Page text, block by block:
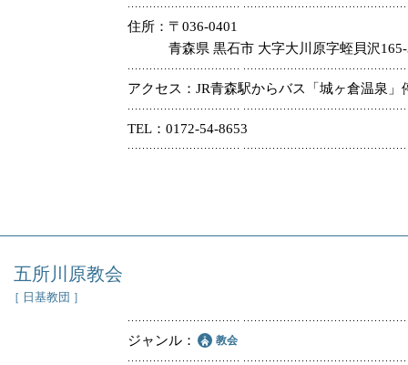
住所
〒036-0401
青森県 黒石市 大字大川原字蛭貝沢
アクセス JR青森駅からバス「城ヶ倉温泉」
TEL 0172-54-8653
五所川原教会
［ 日基教団 ］
ジャンル 教会